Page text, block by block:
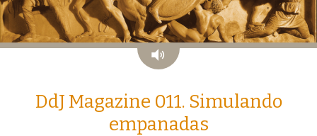
Audio
DdJ Magazine 011. Simulando
empanadas